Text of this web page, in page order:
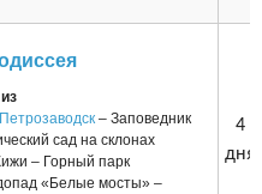
Петрозаводск – Заповедник
сад на склонах
– Горный парк
«Белые мосты» –
4
дня